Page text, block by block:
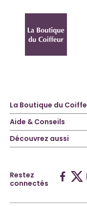
La Boutique du
Aide & Conseils
Découvrez aussi
Restez
connectés